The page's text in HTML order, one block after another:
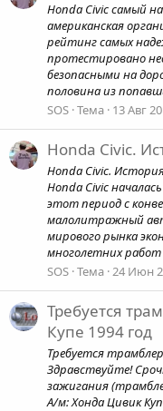
Honda Civic самый
американская
рейтинг самых
протестировано
безопасными на
половина из
SOS Тема 13 Авг
Honda Civic.
Honda Civic.
Honda Civic
этот период с
малолитражный
мирового рынка
многолетних
SOS Тема 24 Июн
Требуется
Купе 1994 год
Требуется
Здравствуйте!
зажигания
А/м: Хонда Цивик